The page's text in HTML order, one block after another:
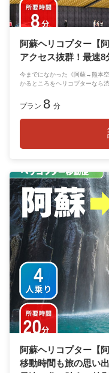
阿蘇ヘリコプター【
アクセス抜群！最速8
今までになかった《阿蘇→熊本
かるところをヘリコプターなら
プラン 8 分
阿蘇ヘリコプター【
移動時間も旅の思い出